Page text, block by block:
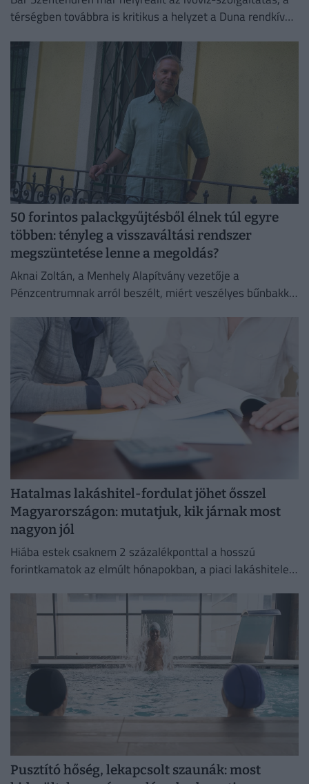
térségben továbbra is kritikus a helyzet a Duna rendkívül
50 forintos palackgyűjtésből élnek túl egyre
többen: tényleg a visszaváltási rendszer
megszüntetése lenne a megoldás?
Aknai Zoltán, a Menhely Alapítvány vezetője a
Pénzcentrumnak arról beszélt, miért veszélyes bűnbakká
Hatalmas lakáshitel-fordulat jöhet ősszel
Magyarországon: mutatjuk, kik járnak most
nagyon jól
Hiába estek csaknem 2 százalékponttal a hosszú
forintkamatok az elmúlt hónapokban, a piaci lakáshitelek
Pusztító hőség, lekapcsolt szaunák: most